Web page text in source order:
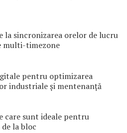
la sincronizarea orelor de lucru
multi-timezone
pentru optimizarea
industriale și mentenanță
care sunt ideale pentru
la bloc